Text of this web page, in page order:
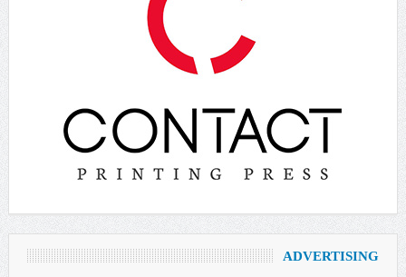
ADVERTISING